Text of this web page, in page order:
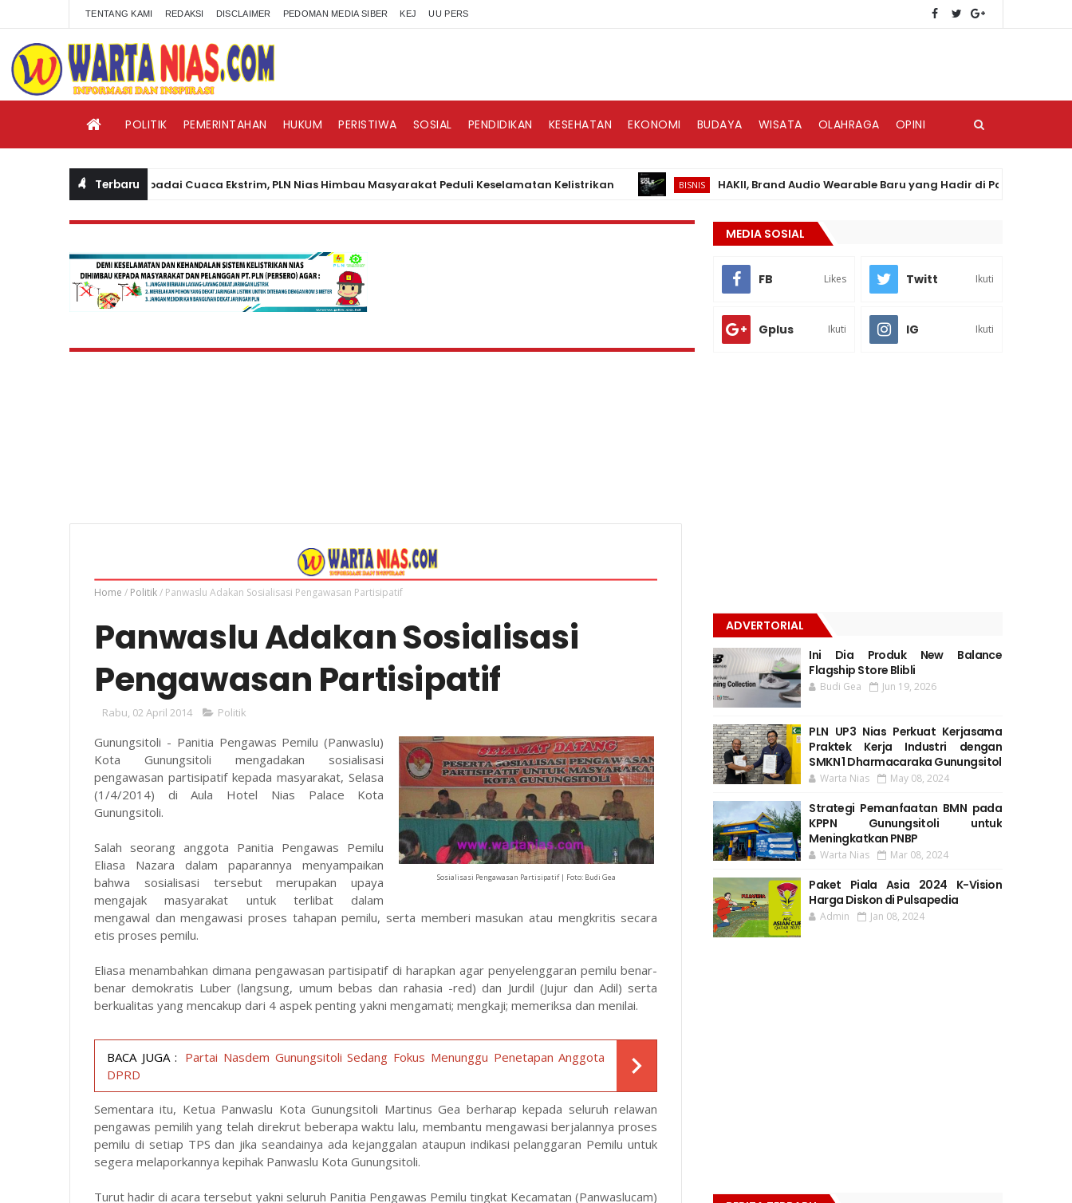
TENTANG KAMI REDAKSI DISCLAIMER PEDOMAN MEDIA SIBER KEJ UU PERS
POLITIK PEMERINTAHAN HUKUM PERISTIWA SOSIAL PENDIDIKAN KESEHATAN EKONOMI BUDAYA WISATA OLAHRAGA OPINI
Terbaru
Waspadai Cuaca Ekstrim, PLN Nias Himbau Masyarakat Peduli Keselamatan Kelistrikan BISNIS HAKII, Brand Audio Wearable Baru yang Hadir di Pasar Indonesia
Home / Politik/ Panwaslu Adakan Sosialisasi Pengawasan Partisipatif
Panwaslu Adakan Sosialisasi
Pengawasan Partisipatif
Rabu, 02 April 2014 Politik
Sosialisasi Pengawasan Partisipatif | Foto: Budi Gea
Gunungsitoli - Panitia Pengawas Pemilu (Panwaslu)
Kota Gunungsitoli mengadakan sosialisasi
pengawasan partisipatif kepada masyarakat, Selasa
(1/4/2014) di Aula Hotel Nias Palace Kota
Gunungsitoli.
Salah seorang anggota Panitia Pengawas Pemilu
Eliasa Nazara dalam paparannya menyampaikan
bahwa sosialisasi tersebut merupakan upaya
mengajak masyarakat untuk terlibat dalam
mengawal dan mengawasi proses tahapan pemilu, serta memberi masukan atau mengkritis secara
etis proses pemilu.
Eliasa menambahkan dimana pengawasan partisipatif di harapkan agar penyelenggaran pemilu benar-
benar demokratis Luber (langsung, umum bebas dan rahasia -red) dan Jurdil (Jujur dan Adil) serta
berkualitas yang mencakup dari 4 aspek penting yakni mengamati; mengkaji; memeriksa dan menilai.
BACA JUGA : Partai Nasdem Gunungsitoli Sedang Fokus Menunggu Penetapan Anggota
DPRD
Sementara itu, Ketua Panwaslu Kota Gunungsitoli Martinus Gea berharap kepada seluruh relawan
pengawas pemilih yang telah direkrut beberapa waktu lalu, membantu mengawasi berjalannya proses
pemilu di setiap TPS dan jika seandainya ada kejanggalan ataupun indikasi pelanggaran Pemilu untuk
segera melaporkannya kepihak Panwaslu Kota Gunungsitoli.
Turut hadir di acara tersebut yakni seluruh Panitia Pengawas Pemilu tingkat Kecamatan (Panwaslucam)
MEDIA SOSIAL
FB Likes Twitt Ikuti
Gplus Ikuti IG Ikuti
ADVERTORIAL
Ini Dia Produk New Balance
Flagship Store Blibli
Budi Gea Jun 19, 2026
PLN UP3 Nias Perkuat Kerjasama
Praktek Kerja Industri dengan
SMKN 1 Dharmacaraka Gunungsitol
Warta Nias May 08, 2024
Strategi Pemanfaatan BMN pada
KPPN Gunungsitoli untuk
Meningkatkan PNBP
Warta Nias Mar 08, 2024
Paket Piala Asia 2024 K-Vision
Harga Diskon di Pulsapedia
Admin Jan 08, 2024